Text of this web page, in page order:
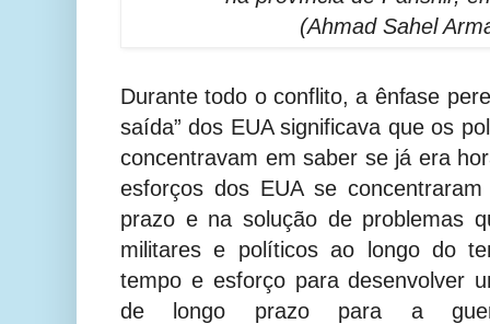
(Ahmad Sahel
Durante todo o conflito, a ênfase
saída” dos EUA significava que os
concentravam em saber se já era
esforços dos EUA se
prazo e na solução de problemas
militares e políticos ao longo do
tempo e esforço para desenvolver
de longo prazo para a